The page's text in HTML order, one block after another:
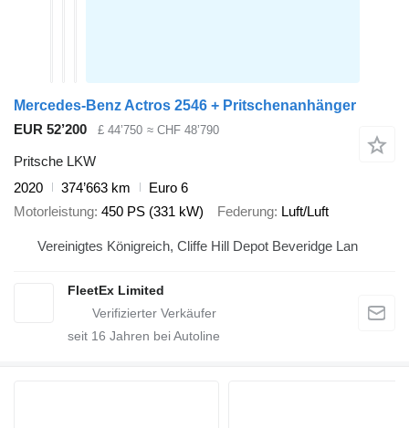
Mercedes-Benz Actros 2546 + Pritschenanhänger
EUR 52’200
£ 44’750 ≈ CHF 48’790
Pritsche LKW
2020
374’663 km
Euro 6
Motorleistung 450 PS (331 kW) Federung Luft/Luft
Vereinigtes Königreich, Cliffe Hill Depot Beveridge Lan
FleetEx Limited
seit 16 Jahren bei Autoline